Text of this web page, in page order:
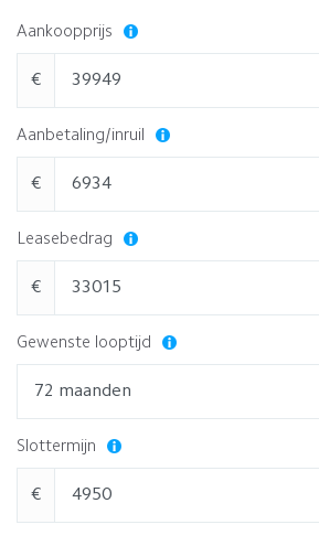
Aankoopprijs
€
Aanbetaling/inruil
€
Leasebedrag
€
Gewenste looptijd
Slottermijn
€